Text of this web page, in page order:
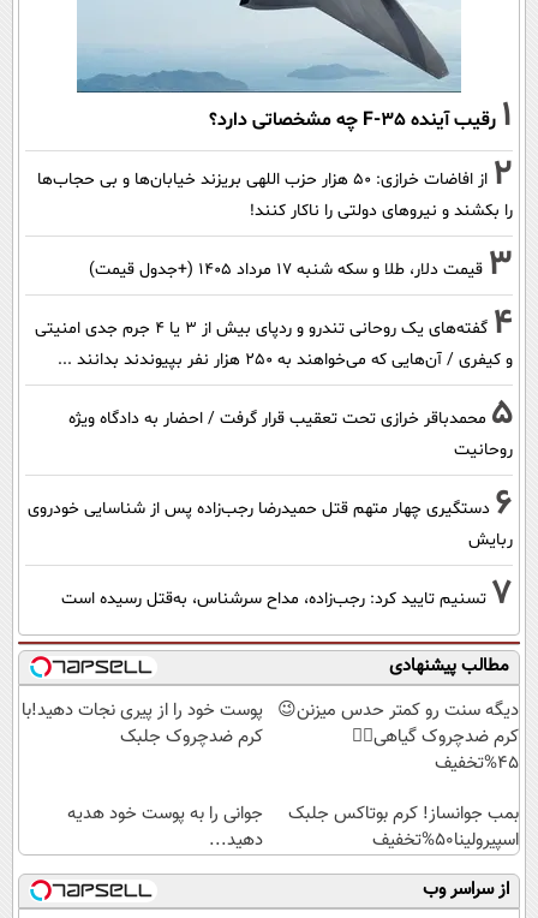
1 رقیب آینده F-35 چه مشخصاتی دارد؟
2
از افاضات خرازی: ۵۰ هزار حزب اللهی بریزند خیابان‌ها و بی حجاب‌ها
را بکشند و نیرو‌های دولتی را ناکار کنند!
3 قیمت دلار، طلا و سکه شنبه ۱۷ مرداد ۱۴۰۵ (+جدول قیمت)
4
گفته‌های یک روحانی تندرو و ردپای بیش از ۳ یا ۴ جرم جدی امنیتی
و کیفری / آن‌هایی که می‌خواهند به ۲۵۰ هزار نفر بپیوندند بدانند ...
5 محمدباقر خرازی تحت تعقیب قرار گرفت / احضار به دادگاه ویژه
روحانیت
6 دستگیری چهار متهم قتل حمیدرضا رجب‌زاده پس از شناسایی خودروی
ربایش
7 تسنیم تایید کرد: رجب‌زاده، مداح سرشناس، به‌قتل رسیده است
مطالب پیشنهادی
دیگه سنت رو کمتر حدس میزنن😉
کرم ضدچروک گیاهی👈🏻
45%تخفیف
پوست خود را از پیری نجات دهید!با
کرم ضدچروک جلبک
بمب جوانساز! کرم بوتاکس جلبک
اسپیرولینا50%تخفیف
جوانی را به پوست خود هدیه
دهید...
از سراسر وب